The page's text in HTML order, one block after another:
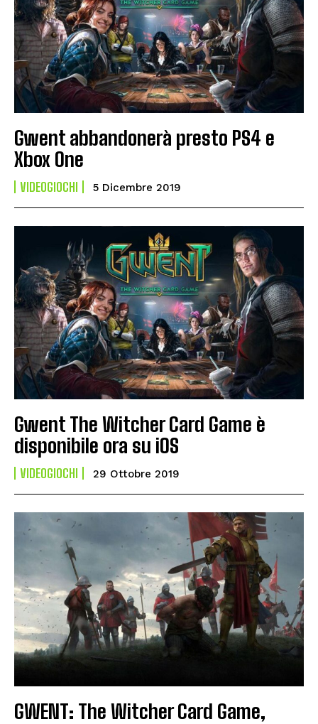
Gwent abbandonerà presto PS4 e
Xbox One
VIDEOGIOCHI 5 Dicembre 2019
Gwent The Witcher Card Game è
disponibile ora su iOS
VIDEOGIOCHI 29 Ottobre 2019
GWENT: The Witcher Card Game,